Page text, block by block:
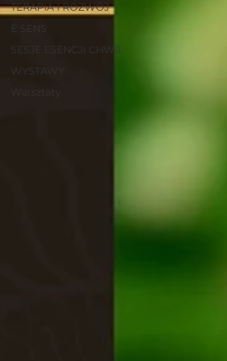
TERAPIA I ROZWÓJ
E SENS
SESJE ESENCJI CHWIL
WYSTAWY
Warsztaty